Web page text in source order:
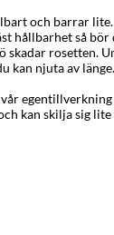
och barrar
hållbarhet så bör
skadar rosetten.
kan njuta av länge.
kan skilja sig